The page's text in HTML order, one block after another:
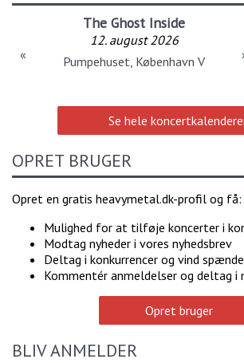
The Ghost Inside
12. august 2026
Pumpehuset, København V
«
Se hele
OPRET BRUGER
Opret en gratis heavymetal.dk-profil og få:
Mulighed for at tilføje koncerter i
Modtag nyheder i vores nyhedsbrev
Deltag i konkurrencer og vind
Kommentér anmeldelser og deltag
Opret bruger
BLIV ANMELDER